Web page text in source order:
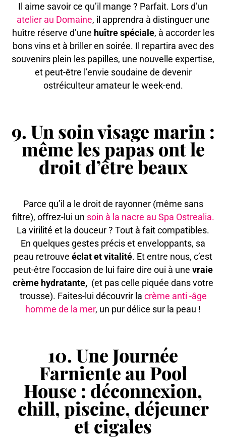
Il aime savoir ce qu’il mange ? Parfait. Lors d’un
atelier au Domaine, il apprendra à distinguer une
huître réserve d’une huître spéciale, à accorder les
bons vins et à briller en soirée. Il repartira avec des
souvenirs plein les papilles, une nouvelle expertise,
et peut-être l’envie soudaine de devenir
ostréiculteur amateur le week-end.
9. Un soin visage marin :
même les papas ont le
droit d’être beaux
Parce qu’il a le droit de rayonner (même sans
filtre), offrez-lui un soin à la nacre au Spa Ostrealia.
La virilité et la douceur ? Tout à fait compatibles.
En quelques gestes précis et enveloppants, sa
peau retrouve éclat et vitalité. Et entre nous, c’est
peut-être l’occasion de lui faire dire oui à une vraie
crème hydratante, (et pas celle piquée dans votre
trousse). Faites-lui découvrir la crème anti -âge
homme de la mer, un pur délice sur la peau !
10. Une Journée
Farniente au Pool
House : déconnexion,
chill, piscine, déjeuner
et cigales